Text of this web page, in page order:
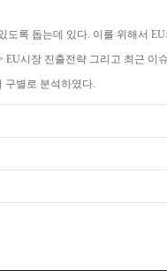
록 돕는데 있다. 이를 위해서
시장 진출전략 그리고 최근 이
구별로 분석하였다.